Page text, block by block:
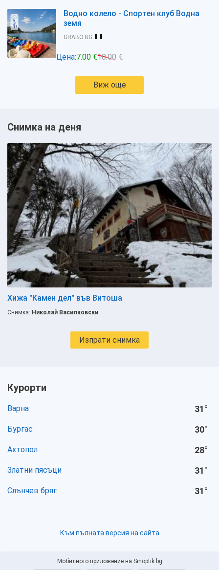
Водно колело - Спортен клуб Водна
земя
GRABO.BG
Цена:7.00 €10.00 €
Виж още
Снимка на деня
Хижа "Камен дел" във Витоша
Снимка: Николай Василковски
Изпрати снимка
Курорти
Варна 31°
Бургас 30°
Ахтопол 28°
Златни пясъци 31°
Слънчев бряг 31°
Към пълната версия на сайта
Мобилното приложение на Sinoptik.bg